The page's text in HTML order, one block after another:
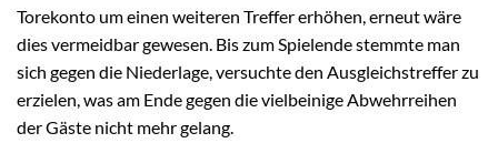
Torekonto um einen weiteren Treffer erhöhen, erneut wäre
dies vermeidbar gewesen. Bis zum Spielende stemmte man
sich gegen die Niederlage, versuchte den Ausgleichstreffer zu
erzielen, was am Ende gegen die vielbeinige Abwehrreihen
der Gäste nicht mehr gelang.